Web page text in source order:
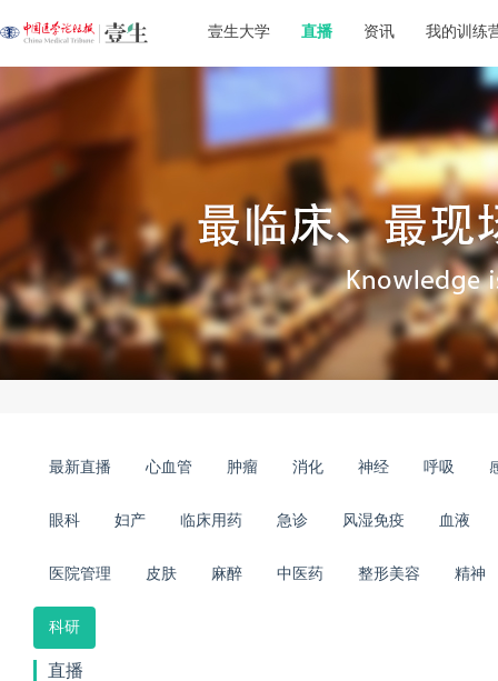
壹生大学 直播 资讯 我的训练
最新直播 心血管 肿瘤 消化 神经 呼吸
眼科 妇产 临床用药 急诊 风湿免疫 血液
医院管理 皮肤 麻醉 中医药 整形美容 精神
科研
直播